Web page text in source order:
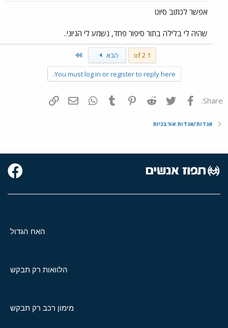
אפשר לכתוב סיוט
שהיה לי בלילה בתור סיפור פחד, נשמע לי הגיוני..
1 of 2 הבא
You must log in or register to reply here.
Share: פייסבוק Twitter
Reddit
Pinterest
Tumblr
WhatsAppדואר אלקטרוני
אגדות/אגדות אורבניות
האח הגדול
הלוואות רק תבקש
מימון רכב רק תבקש